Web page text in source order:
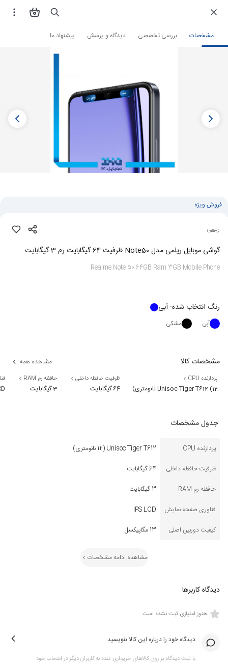
مشخصات بررسی تخصصی دیدگاه و پرسش پیشنهاد ما فروشگاه اینترنتی گوشی موبایل گوشی ریلمی
فروش ویژه
ریلمی
گوشی موبایل ریلمی مدل Note50 ظرفیت 64 گیگابایت رم 3 گیگابایت
Realme Note 50 64GB Ram 3GB Mobile Phone
رنگ انتخاب شده: آبی
آبی مشکی
مشخصات کالا مشاهده همه
پردازنده CPU
Unisoc Tiger T612 (12 نانومتری)
ظرفیت حافظه داخلی
64 گیگابایت
حافظه رم RAM
3 گیگابایت
جدول مشخصات
پردازنده CPU
Unisoc Tiger T612 (12 نانومتری)
ظرفیت حافظه داخلی
64 گیگابایت
حافظه رم RAM
3 گیگابایت
فناوری صفحه نمایش
IPS LCD
کیفیت دوربین اصلی
13 مگاپیکسل
مشاهده ادامه مشخصات
دیدگاه کاربرها
هنوز امتیازی ثبت نشده است
دیدگاه خود را درباره این کالا بنویسید
با ثبت دیدگاه بر روی کالاهای خریداری شده به کاربران دیگر در انتخاب خود